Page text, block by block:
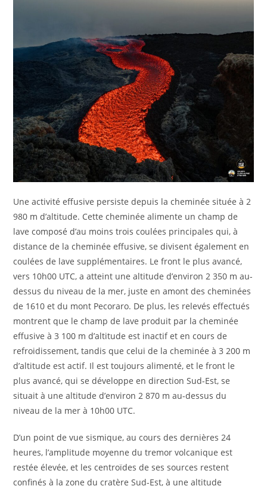
Une activité effusive persiste depuis la cheminée située à 2
980 m d’altitude. Cette cheminée alimente un champ de
lave composé d’au moins trois coulées principales qui, à
distance de la cheminée effusive, se divisent également en
coulées de lave supplémentaires. Le front le plus avancé,
vers 10h00 UTC, a atteint une altitude d’environ 2 350 m au-
dessus du niveau de la mer, juste en amont des cheminées
de 1610 et du mont Pecoraro. De plus, les relevés effectués
montrent que le champ de lave produit par la cheminée
effusive à 3 100 m d’altitude est inactif et en cours de
refroidissement, tandis que celui de la cheminée à 3 200 m
d’altitude est actif. Il est toujours alimenté, et le front le
plus avancé, qui se développe en direction Sud-Est, se
situait à une altitude d’environ 2 870 m au-dessus du
niveau de la mer à 10h00 UTC.
D’un point de vue sismique, au cours des dernières 24
heures, l’amplitude moyenne du tremor volcanique est
restée élevée, et les centroïdes de ses sources restent
confinés à la zone du cratère Sud-Est, à une altitude